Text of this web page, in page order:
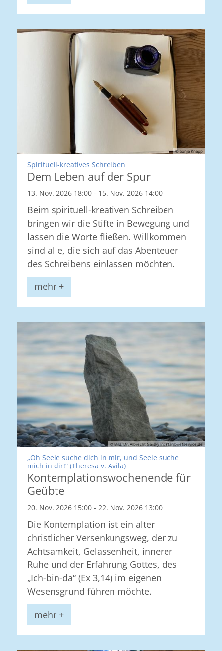
© Sonja Knapp
Spirituell-kreatives Schreiben
Dem Leben auf der Spur
13. Nov. 2026 18:00 - 15. Nov. 2026 14:00
Beim spirituell-kreativen Schreiben
bringen wir die Stifte in Bewegung und
lassen die Worte fließen. Willkommen
sind alle, die sich auf das Abenteuer
des Schreibens einlassen möchten.
mehr +
© Bild: Dr. Albrecht Garsky In: Pfarrbriefservice.de
„Oh Seele suche dich in mir, und Seele suche
mich in dir!“ (Theresa v. Avila):
Kontemplationswochenende für
Geübte
20. Nov. 2026 15:00 - 22. Nov. 2026 13:00
Die Kontemplation ist ein alter
christlicher Versenkungsweg, der zu
Achtsamkeit, Gelassenheit, innerer
Ruhe und der Erfahrung Gottes, des
„Ich-bin-da“ (Ex 3,14) im eigenen
Wesensgrund führen möchte.
mehr +